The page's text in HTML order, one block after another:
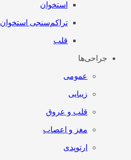
استخوان
تراکم‌سنجی استخوان
قلب
جراحی‌ها
عمومی
زیبایی
قلب و عروق
مغز و اعصاب
ارتوپدی